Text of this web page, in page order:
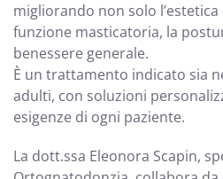
migliorando non solo
funzione masticatoria, la
benessere generale.
È un trattamento indicato sia
adulti, con soluzioni
esigenze di ogni paziente.
La dott.ssa Eleonora Scapin,